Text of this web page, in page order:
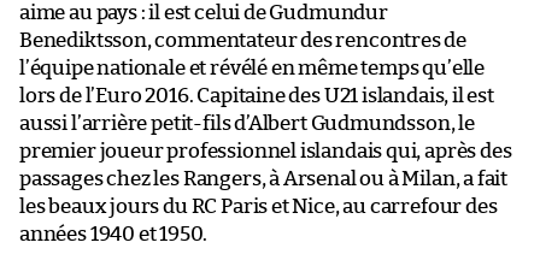
aime au pays : il est celui de Gudmundur
Benediktsson, commentateur des rencontres de
l’équipe nationale et révélé en même temps qu’elle
lors de l’Euro 2016. Capitaine des U21 islandais, il est
aussi l’arrière petit-fils d’Albert Gudmundsson, le
premier joueur professionnel islandais qui, après des
passages chez les Rangers, à Arsenal ou à Milan, a fait
les beaux jours du RC Paris et Nice, au carrefour des
années 1940 et 1950.